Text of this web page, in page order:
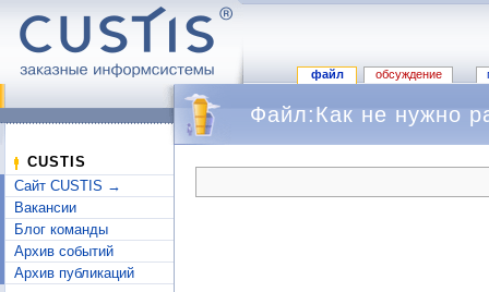
файл обсуждение
CUSTIS
Сайт CUSTIS →
Вакансии
Блог команды
Архив событий
Архив публикаций
Файл:Как не нужно